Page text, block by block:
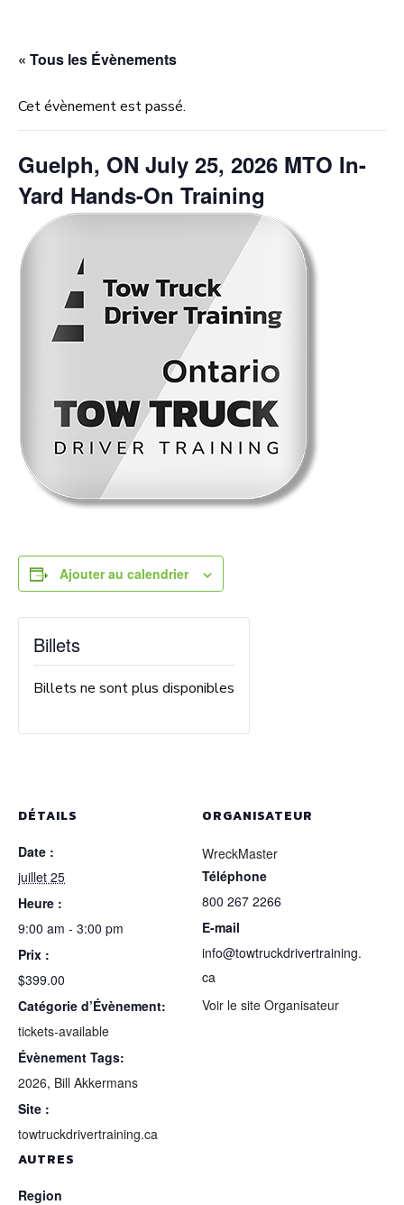
« Tous les Évènements
Cet évènement est passé.
Guelph, ON July 25, 2026 MTO In-
Yard Hands-On Training
Ajouter au calendrier
DÉTAILS
Date :
juillet 25
Heure :
9:00 am - 3:00 pm
Prix :
$399.00
Catégorie d’Évènement:
tickets-available
Évènement Tags:
2026, Bill Akkermans
Site :
towtruckdrivertraining.ca
ORGANISATEUR
WreckMaster
Téléphone
800 267 2266
E-mail
info@towtruckdrivertraining.
ca
Voir le site Organisateur
AUTRES
Region
Billets
Billets ne sont plus disponibles